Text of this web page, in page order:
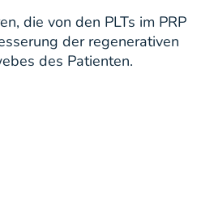
die von den PLTs im PRP
der regenerativen
des Patienten.